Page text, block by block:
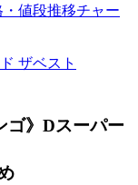
値段推移チャー
ゴ》Dスーパー